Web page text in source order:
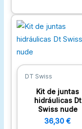
DT Swiss
Kit de juntas
hidráulicas Dt
Swiss nude
36,30€